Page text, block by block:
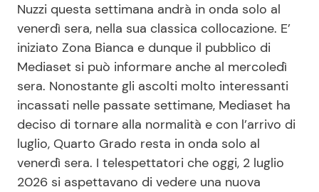
Moda e Style
Mondo Mamma
News benessere
Salute
Viaggi e Turismo
Dolci
Le Ricette in TV
Primi Piatti
Ricette Facili e Veloci
Ricette Feste
Nuzzi questa settimana andrà in onda solo al
venerdì sera, nella sua classica collocazione. E’
iniziato Zona Bianca e dunque il pubblico di
Mediaset si può informare anche al mercoledì
sera. Nonostante gli ascolti molto interessanti
incassati nelle passate settimane, Mediaset ha
deciso di tornare alla normalità e con l’arrivo di
luglio, Quarto Grado resta in onda solo al
venerdì sera. I telespettatori che oggi, 2 luglio
2026 si aspettavano di vedere una nuova